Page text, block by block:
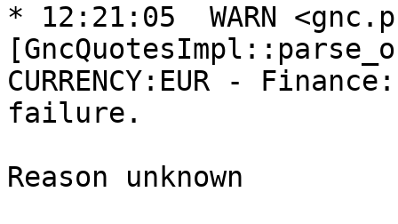
* 12:21:05  WARN
CURRENCY:EUR -
failure.
Reason unknown